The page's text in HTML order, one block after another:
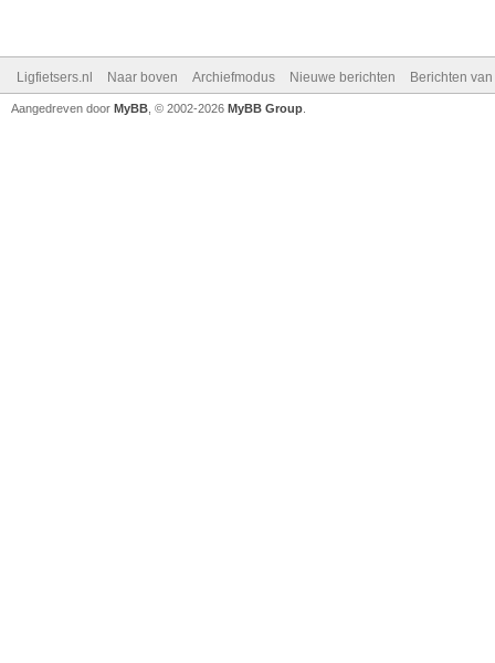
Ligfietsers.nl Naar boven Archiefmodus Nieuwe berichten Berichten
Aangedreven door MyBB , © 2002-2026 MyBB Group